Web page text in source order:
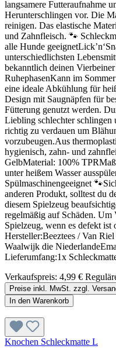
langsamere Futteraufnahme
Herunterschlingen vor. Die
reinigen. Das elastische
und Zahnfleisch. 🐾
alle Hunde
unterschiedlichsten
bekanntlich deinen
RuhephasenKann im
eine ideale Abkühlung für
Design mit Saugnäpfen für
Fütterung genutzt werden.
Liebling schlechter schlingen
richtig zu verdauen um
vorzubeugen.Aus
hygienisch, zahn- und
GelbMaterial: 100%
unter heißem Wasser
Spülmaschinengeeignet
anderen Produkt, solltest du
diesem Spielzeug
regelmäßig auf Schäden. Um
Spielzeug, wenn es defekt ist
Hersteller:Beeztees / Van
Waalwijk die
Lieferumfang:1x
Verkaufspreis: 4,99 €
Preise inkl. MwSt. zzgl.
In den Warenkorb
Knochen Schleckmatte L